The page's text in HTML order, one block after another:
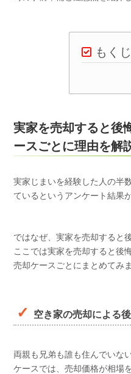
もくじ
実家を売却すると後
ースごとに理由を解
実家じまいを経験した人の半
ているというアンケート結果
ではなぜ、実家を売却すると
ここでは実家を売却すると後
売却ケースごとにまとめてみ
空き家の売却による
両親も兄弟も誰も住んでいな
ケースでは、売却価格が相場